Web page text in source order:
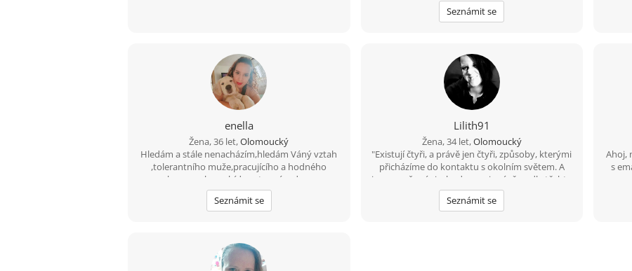
Seznámit se
enella
Žena, 36 let,Olomoucký
Hledám a stále nenacházím,hledám Váný vztah
,tolerantního muže,pracujícího a hodného
naopak mu mohu nabídnout svvé srdce a svou
Lásku !!!jen vážně!!Hledám i nové přátelé,jak se
říká kamarádů není nikdy dost :o))
Seznámit se
Lilith91
Žena, 34 let,Olomoucký
"Existují čtyři, a právě jen čtyři, způsoby, kterými
přicházíme do kontaktu s okolním světem. A
jsme oceňováni a hodnoceni právě podle těchto
čtyř kritérií: co děláme, jak vypadáme, co říkáme
a jak to říkáme." :))
Seznámit se
Ahoj,
s